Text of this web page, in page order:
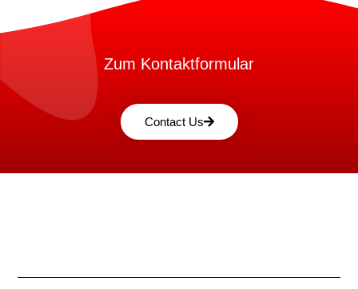
Zum Kontaktformular
Contact Us